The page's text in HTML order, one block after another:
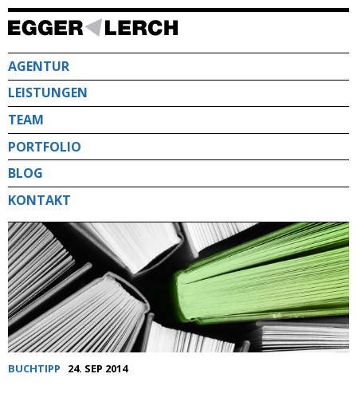
Direkt
zum
AGENTUR
LEISTUNGEN
TEAM
PORTFOLIO
BLOG
KONTAKT
BUCHTIPP 24. SEP 2014